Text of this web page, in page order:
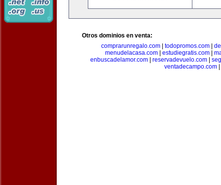
Otros dominios en venta:
comprarunregalo.com| todopromos.com|
menudelacasa.com
estudiegratis.com
enbuscadelamor.com
reservadevuelo.com
ventadecampo.com|